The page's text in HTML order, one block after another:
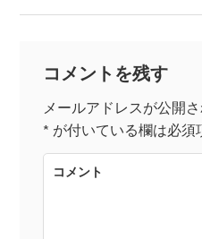
稿
ナ
ビ
ゲ
コメントを残す
メールアドレスが公開
* が付いている欄は必須
コメント